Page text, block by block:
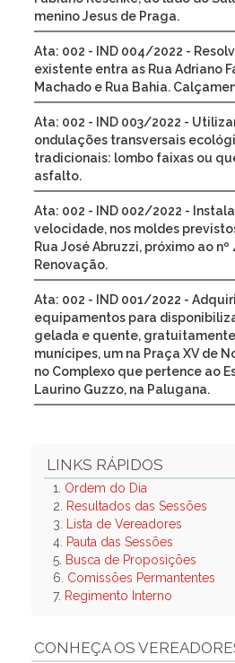
menino Jesus de Praga.
Ata: 002 - IND 004/2022 -
existente entra as Rua Adriano
Machado e Rua Bahia.
Ata: 002 - IND 003/2022 -
ondulações transversais
tradicionais: lombo faixas ou
asfalto.
Ata: 002 - IND 002/2022 -
velocidade, nos moldes
Rua José Abruzzi, próximo ao nº
Renovação.
Ata: 002 - IND 001/2022 -
equipamentos para
gelada e quente,
munícipes, um na Praça XV de
no Complexo que pertence ao
Laurino Guzzo, na Palugana.
LINKS RÁPIDOS
1. Ordem do Dia
2.
Resultados das Sessões
3.
Lista de Vereadores
4. Pauta das Sessões
5. Busca de Proposições
6. Comissões Permantentes
7. Regimento Interno
CONHEÇA OS